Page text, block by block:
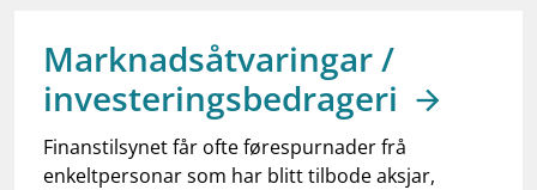
work_outlineJobb hos oss
dashboard Informasjon for investorer
notifications_noneAbonner på nyhetsvarsel
Marknadsåtvaringar /
investeringsbedrageri
Finanstilsynet får ofte førespurnader frå
enkeltpersonar som har blitt tilbode aksjar,